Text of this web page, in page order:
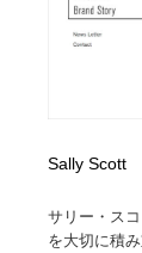
キャンペーン
マッチングサ
アート・芸術
アート・芸術
鉛筆画・木炭
鉛筆画・木炭
グラフィティ
Sally Scott
サリー・ス
を大切に積